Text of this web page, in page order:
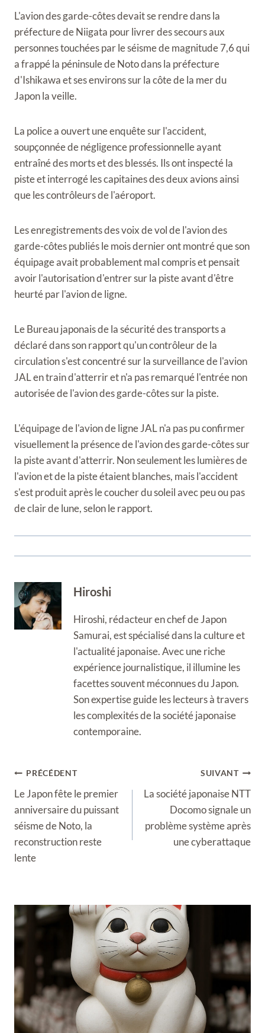
L'avion des garde-côtes devait se rendre dans la
préfecture de Niigata pour livrer des secours aux
personnes touchées par le séisme de magnitude 7,6 qui
a frappé la péninsule de Noto dans la préfecture
d'Ishikawa et ses environs sur la côte de la mer du
Japon la veille.
La police a ouvert une enquête sur l'accident,
soupçonnée de négligence professionnelle ayant
entraîné des morts et des blessés. Ils ont inspecté la
piste et interrogé les capitaines des deux avions ainsi
que les contrôleurs de l'aéroport.
Les enregistrements des voix de vol de l'avion des
garde-côtes publiés le mois dernier ont montré que son
équipage avait probablement mal compris et pensait
avoir l'autorisation d'entrer sur la piste avant d'être
heurté par l'avion de ligne.
Le Bureau japonais de la sécurité des transports a
déclaré dans son rapport qu'un contrôleur de la
circulation s'est concentré sur la surveillance de l'avion
JAL en train d'atterrir et n'a pas remarqué l'entrée non
autorisée de l'avion des garde-côtes sur la piste.
L'équipage de l'avion de ligne JAL n'a pas pu confirmer
visuellement la présence de l'avion des garde-côtes sur
la piste avant d'atterrir. Non seulement les lumières de
l'avion et de la piste étaient blanches, mais l'accident
s'est produit après le coucher du soleil avec peu ou pas
de clair de lune, selon le rapport.
Hiroshi
Hiroshi, rédacteur en chef de Japon
Samurai, est spécialisé dans la culture et
l'actualité japonaise. Avec une riche
expérience journalistique, il illumine les
facettes souvent méconnues du Japon.
Son expertise guide les lecteurs à travers
les complexités de la société japonaise
contemporaine.
Navigation
de
l’article
PRÉCÉDENT
Le Japon fête le premier
anniversaire du puissant
séisme de Noto, la
reconstruction reste
lente
SUIVANT
La société japonaise NTT
Docomo signale un
problème système après
une cyberattaque